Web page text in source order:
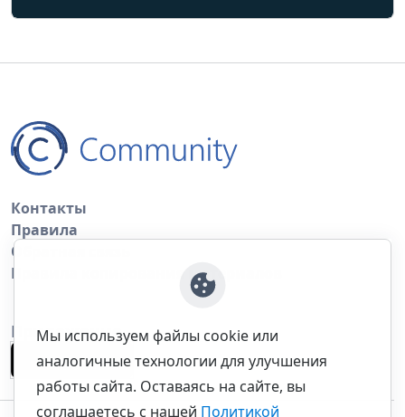
Контакты
Правила
Обратная связь
Правила копирования материалов
Приложение
Мы используем файлы cookie или
аналогичные технологии для улучшения
работы сайта. Оставаясь на сайте, вы
соглашаетесь с нашей Политикой